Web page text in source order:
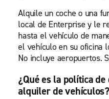
Alquile un coche o una
local de Enterprise y le
hasta el vehículo de
el vehículo en su oficina
No incluye aeropuertos.
¿Qué es la política
alquiler de vehículos?